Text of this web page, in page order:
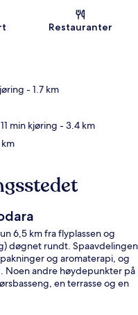
Restauranter
- 1.7 km
min kjøring - 3.4 km
6,5 km fra flyplassen og
døgnet rundt. Spaavdelingen
og aromaterapi, og
Noen andre høydepunkter på
en terrasse og en